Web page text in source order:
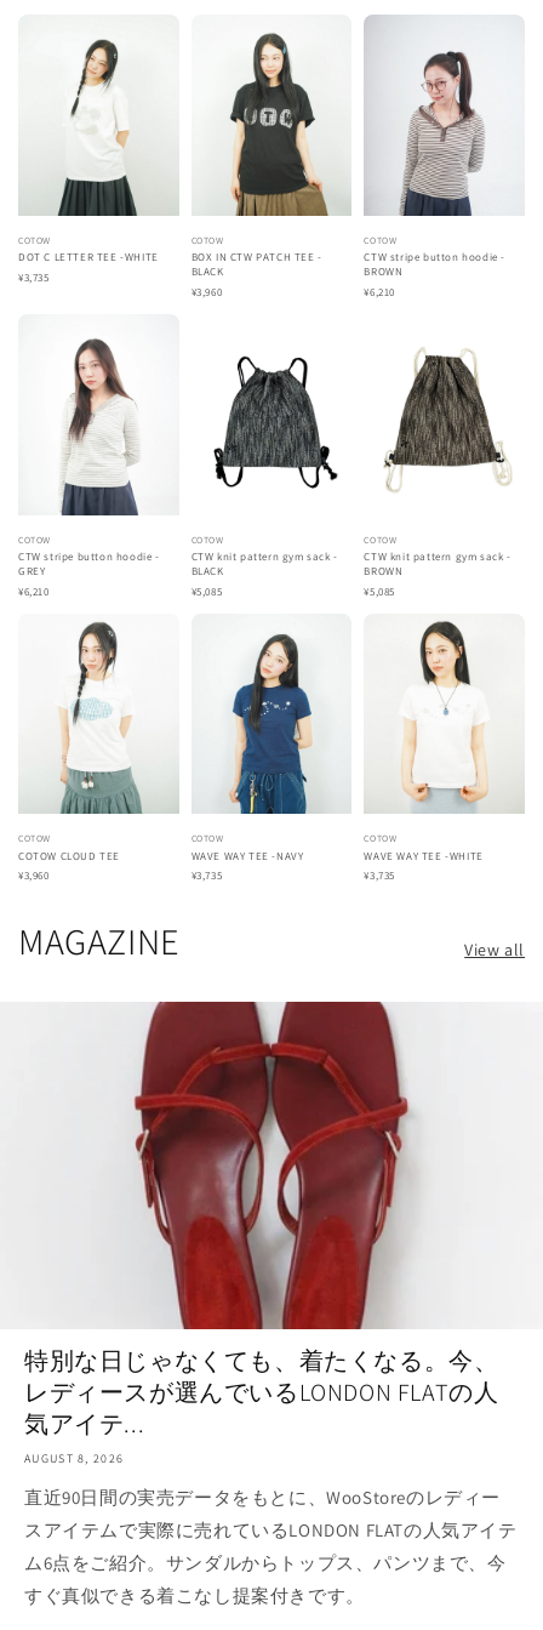
COTOW
DOT C LETTER TEE -WHITE
¥3,735
COTOW
BOX IN CTW PATCH TEE -
BLACK
¥3,960
COTOW
CTW stripe button hoodie -
BROWN
¥6,210
COTOW
CTW stripe button hoodie -
GREY
¥6,210
COTOW
CTW knit pattern gym sack -
BLACK
¥5,085
COTOW
CTW knit pattern gym sack -
BROWN
¥5,085
COTOW
COTOW CLOUD TEE
¥3,960
COTOW
WAVE WAY TEE -NAVY
¥3,735
COTOW
WAVE WAY TEE -WHITE
¥3,735
MAGAZINE View all
特別な日じゃなくても、着たくなる。今、
レディースが選んでいるLONDON FLATの人
気アイテ...
AUGUST 8, 2026
直近90日間の実売データをもとに、WooStoreのレディー
スアイテムで実際に売れているLONDON FLATの人気アイテ
ム6点をご紹介。サンダルからトップス、パンツまで、今
すぐ真似できる着こなし提案付きです。